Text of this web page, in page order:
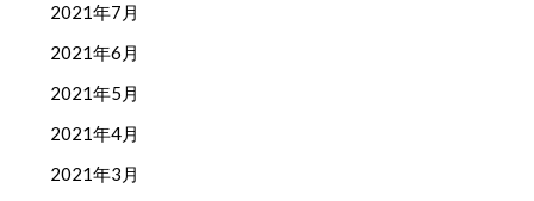
2021年7月
2021年6月
2021年5月
2021年4月
2021年3月